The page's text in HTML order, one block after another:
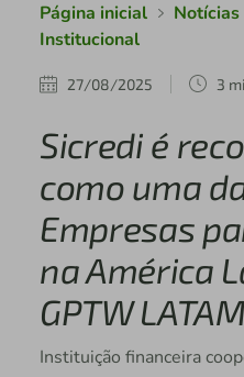
Página inicial
Institucional
27/08/2025 3
Sicredi é
como uma
Empresas
na América
GPTW
Instituição financeira